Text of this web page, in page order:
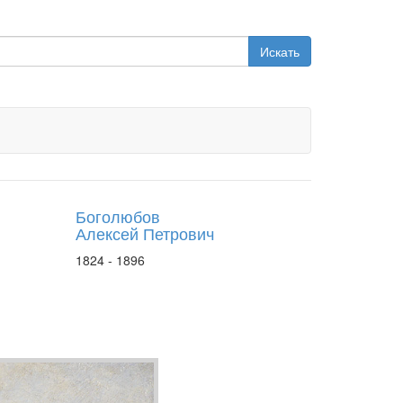
Искать
Боголюбов
Алексей Петрович
1824 - 1896